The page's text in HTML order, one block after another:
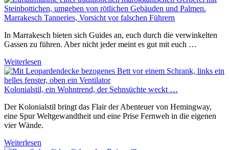
Marrakesch Tanneries, Vorsicht vor falschen Führern
In Marrakesch bieten sich Guides an, euch durch die verwinkelten
Gassen zu führen. Aber nicht jeder meint es gut mit euch …
Weiterlesen
Kolonialstil, ein Wohntrend, der Sehnsüchte weckt …
Der Kolonialstil bringt das Flair der Abenteuer von Hemingway,
eine Spur Weltgewandtheit und eine Prise Fernweh in die eigenen
vier Wände.
Weiterlesen